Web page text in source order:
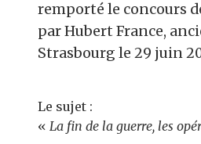
remporté le concours
par Hubert France,
Strasbourg le 29 juin
Le sujet :
« La fin de la guerre, les